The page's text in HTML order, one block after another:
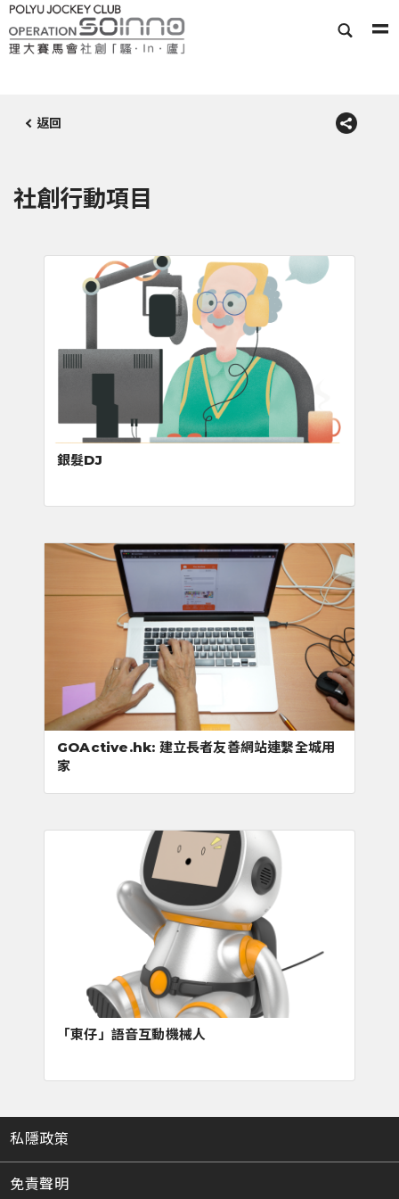
返回
社創行動項目
銀髮DJ
GOActive.hk: 建立長者友善網站連繫全城用
家
「東仔」語音互動機械人
私隱政策
免責聲明